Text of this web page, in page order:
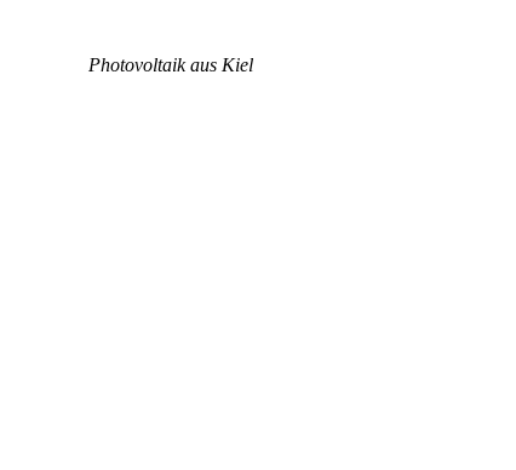
Photovoltaik aus Kiel